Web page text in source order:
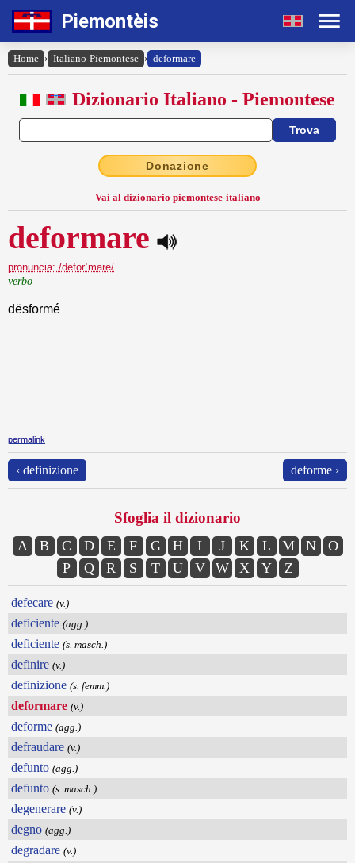
Piemontèis
Home › Italiano-Piemontese › deformare
Dizionario Italiano - Piemontese
Donazione
Vai al dizionario piemontese-italiano
deformare
pronuncia: /deforˈmare/
verbo
dësformé
permalink
‹ definizione deforme ›
Sfoglia il dizionario
A B C D E F G H I J K L M N
O
P
Q R S T U V W X Y Z
defecare (v.)
deficiente (agg.)
deficiente (s. masch.)
definire (v.)
definizione (s. femm.)
deformare (v.)
deforme (agg.)
defraudare (v.)
defunto (agg.)
defunto (s. masch.)
degenerare (v.)
degno (agg.)
degradare (v.)